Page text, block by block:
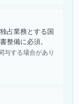
占業務とする国
整備に必須。
与する場合があり